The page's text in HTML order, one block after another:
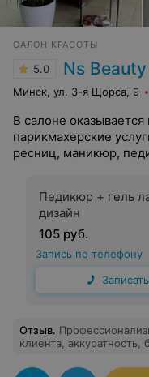
САЛОН КРАСОТЫ
5.0 Ns
Минск, ул. 3-я Щорса, 9
В салоне
парикмахерские
ресниц, маникюр,
Педикюр + гель
дизайн
105 руб.
Запись по телефону
Отзыв.
клиента,